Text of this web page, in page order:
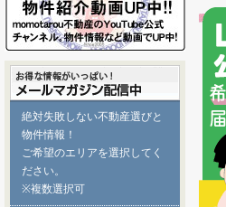
絶対失敗しない不動産選びと
物件情報！
ご希望のエリアを選択してく
ださい。
※複数選択可